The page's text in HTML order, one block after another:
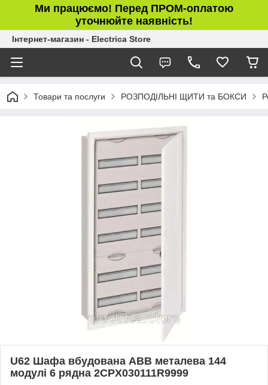
Ми працюємо! Перед ПРОМ-оплатою
уточнюйте наявність!
Інтернет-магазин - Electrica Store
Товари та послуги РОЗПОДІЛЬНІ ЩИТИ та БОКСИ
U62 Шафа вбудована ABB металева 144
модулі 6 рядна 2CPX030111R9999